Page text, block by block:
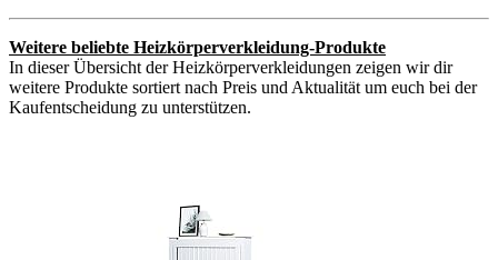
Weitere beliebte Heizkörperverkleidung-Produkte
In dieser Übersicht der Heizkörperverkleidungen zeigen wir dir
weitere Produkte sortiert nach Preis und Aktualität um euch bei der
Kaufentscheidung zu unterstützen.